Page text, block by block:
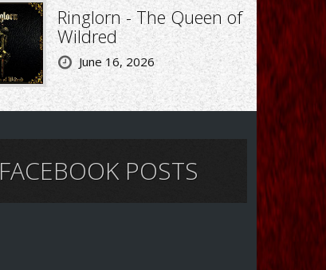
Ringlorn - The Queen of
Wildred
June 16, 2026
FACEBOOK POSTS